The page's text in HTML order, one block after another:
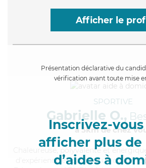
Afficher le
Présentation déclarative du
vérification avant toute mise
Inscrivez-
afficher plus
d’aides à
SPORTIVE
Gabrielle O.,
à 5km de chez
, polyvalente et
d'expérience et possède un diplôme